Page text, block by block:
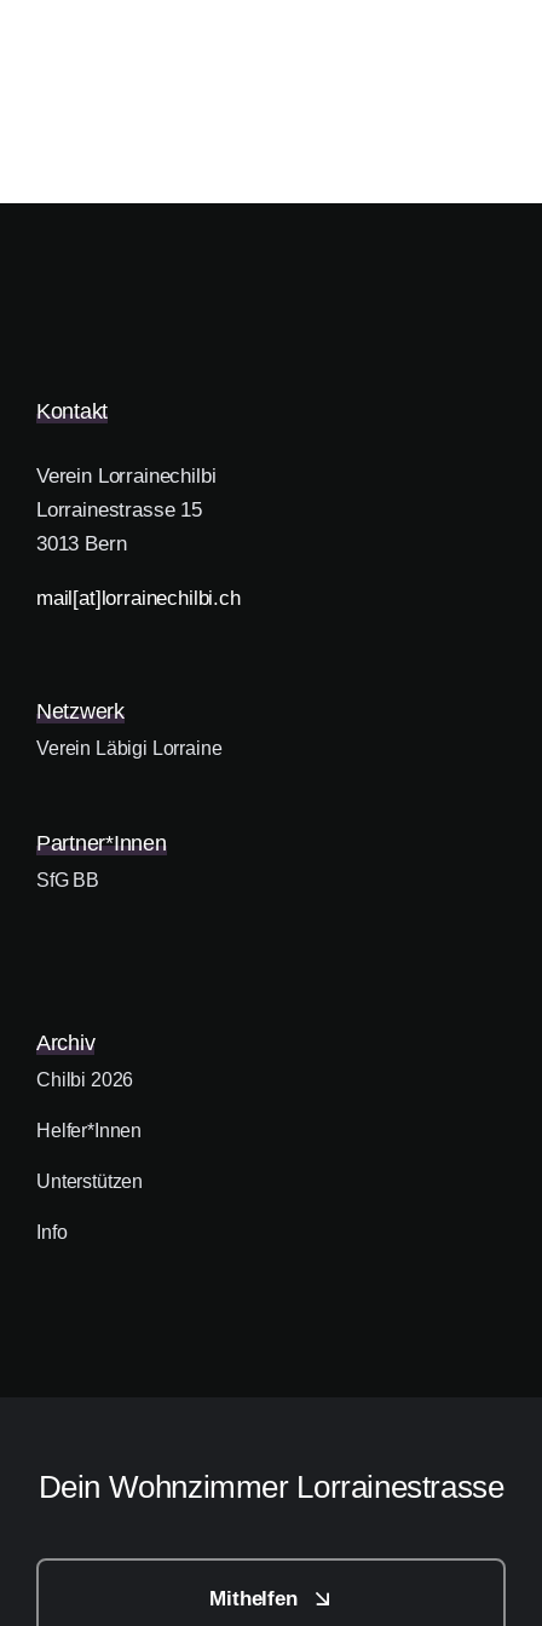
Kontakt
Verein Lorrainechilbi
Lorrainestrasse 15
3013 Bern
mail[at]lorrainechilbi.ch
Netzwerk
Verein Läbigi Lorraine
Partner*innen
SfG BB
Archiv
Chilbi 2026
Helfer*innen
Unterstützen
Info
Dein Wohnzimmer Lorrainestrasse
Mithelfen